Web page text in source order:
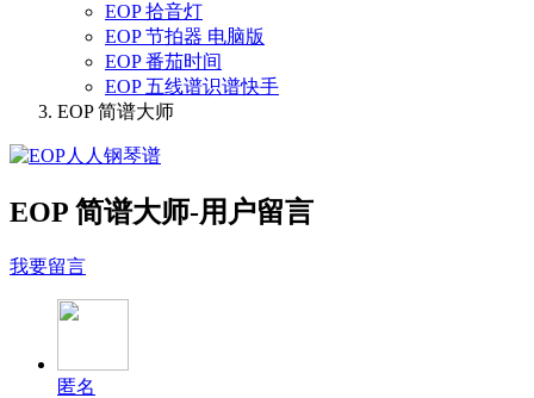
EOP 拾音灯
EOP 节拍器 电脑版
EOP 番茄时间
EOP 五线谱识谱快手
EOP 简谱大师
EOP 简谱大师-用户留言
我要留言
匿名